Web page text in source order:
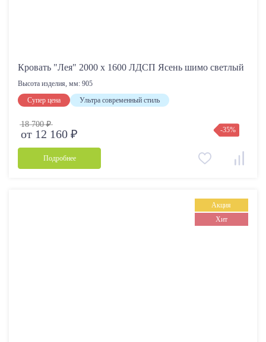
Кровать "Лея" 2000 х 1600 ЛДСП Ясень шимо светлый
Высота изделия, мм:905
Супер цена
Ультра современный стиль
18 700 ₽
от 12 160 ₽ -35%
Подробнее
Акция
Хит